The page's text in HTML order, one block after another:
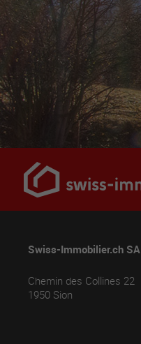
Swiss-Immobilier.ch SA
Chemin des Collines 22
1950 Sion